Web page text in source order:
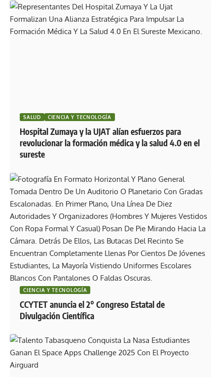
SALUD CIENCIA Y TECNOLOGÍA
Hospital Zumaya y la UJAT alían esfuerzos para
revolucionar la formación médica y la salud 4.0 en el
sureste
CIENCIA Y TECNOLOGÍA
CCYTET anuncia el 2° Congreso Estatal de
Divulgación Científica